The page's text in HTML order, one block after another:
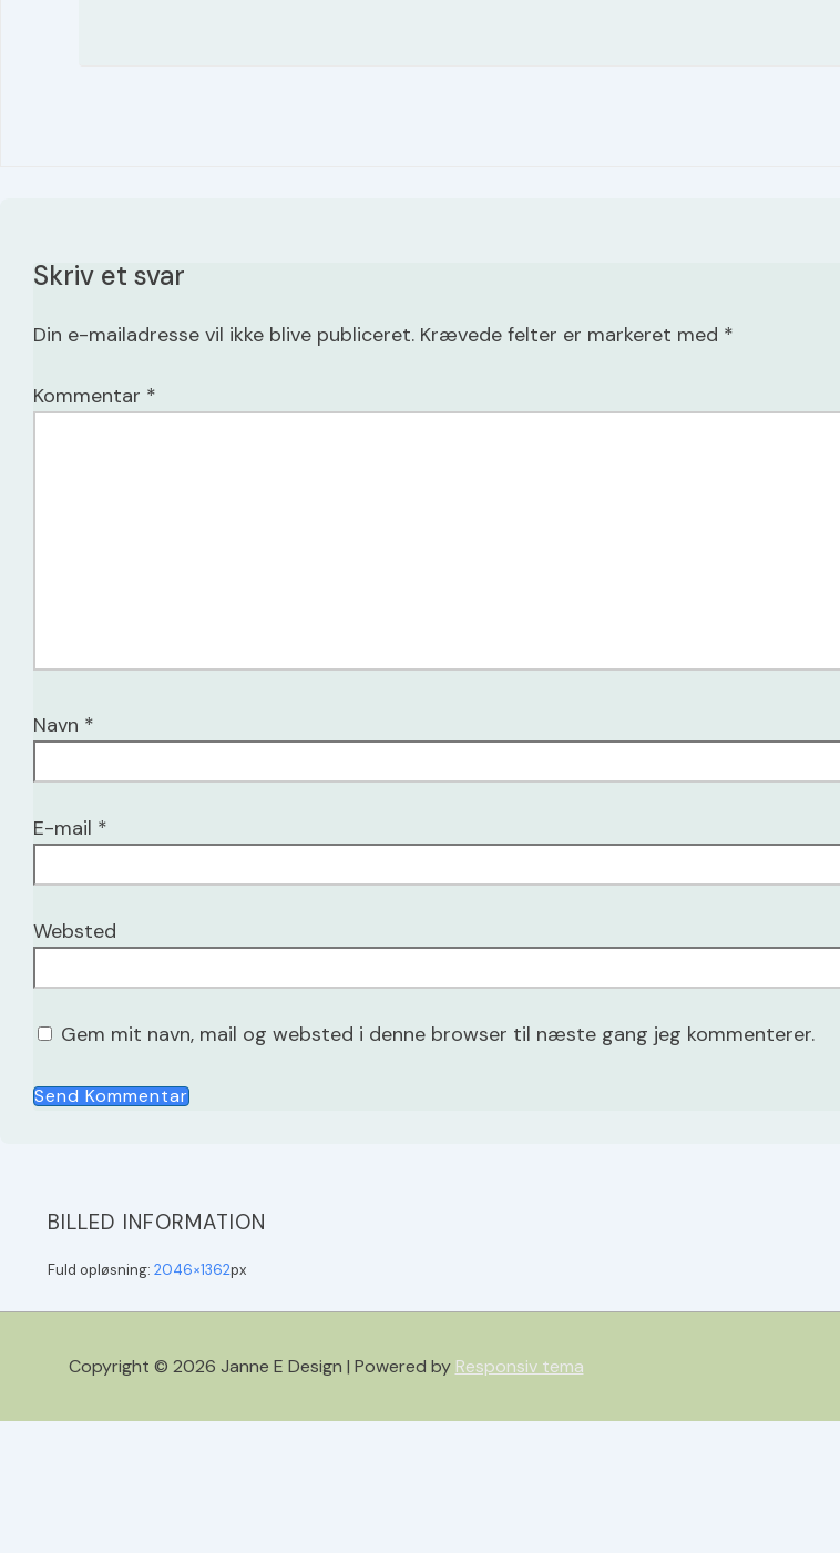
Skriv et svar
Din e-mailadresse vil ikke blive publiceret. Krævede felter er markeret med *
Kommentar *
Navn *
E-mail *
Websted
Gem mit navn, mail og websted i denne browser til næste gang jeg kommenterer.
BILLED INFORMATION
Fuld opløsning: 2046×1362px
Copyright © 2026 Janne E Design | Powered by Responsiv tema